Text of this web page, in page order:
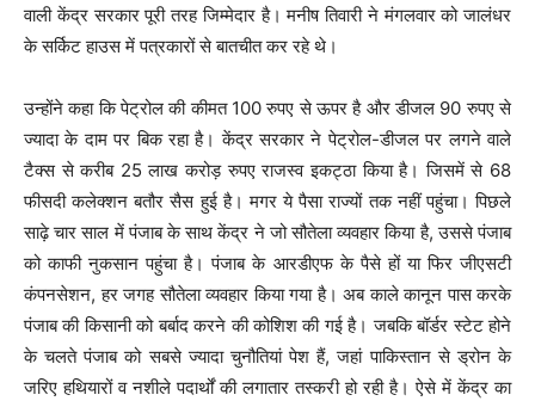
वाली केंद्र सरकार पूरी तरह जिम्मेदार है। मनीष तिवारी ने मंगलवार को जालंधर
के सर्किट हाउस में पत्रकारों से बातचीत कर रहे थे।
उन्होंने कहा कि पेट्रोल की कीमत 100 रुपए से ऊपर है और डीजल 90 रुपए से
ज्यादा के दाम पर बिक रहा है। केंद्र सरकार ने पेट्रोल-डीजल पर लगने वाले
टैक्स से करीब 25 लाख करोड़ रुपए राजस्व इकट्ठा किया है। जिसमें से 68
फीसदी कलेक्शन बतौर सैस हुई है। मगर ये पैसा राज्यों तक नहीं पहुंचा। पिछले
साढ़े चार साल में पंजाब के साथ केंद्र ने जो सौतेला व्यवहार किया है, उससे पंजाब
को काफी नुकसान पहुंचा है। पंजाब के आरडीएफ के पैसे हों या फिर जीएसटी
कंपनसेशन, हर जगह सौतेला व्यवहार किया गया है। अब काले कानून पास करके
पंजाब की किसानी को बर्बाद करने की कोशिश की गई है। जबकि बॉर्डर स्टेट होने
के चलते पंजाब को सबसे ज्यादा चुनौतियां पेश हैं, जहां पाकिस्तान से ड्रोन के
जरिए हथियारों व नशीले पदार्थों की लगातार तस्करी हो रही है। ऐसे में केंद्र का